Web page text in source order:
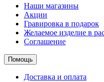
Наши магазины
Акции
Гравировка в подарок
Желаемое изделие в
Соглашение
Помощь
Доставка и оплата